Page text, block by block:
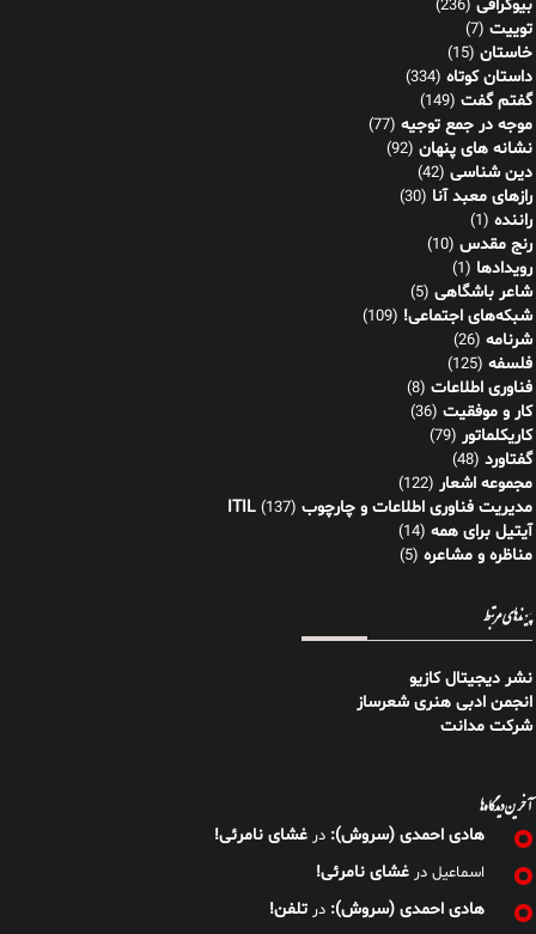
بیوگرافی (236)
توییت (7)
خاستان (15)
داستان کوتاه (334)
گفتم گفت (149)
موجه در جمع توجیه (77)
نشانه های پنهان (92)
دین شناسی (42)
رازهای معبد آنا (30)
راننده (1)
رنج مقدس (10)
رویدادها (1)
شاعر باشگاهی (5)
شبکه‌های اجتماعی! (109)
شرنامه (26)
فلسفه (125)
فناوری اطلاعات (8)
کار و موفقیت (36)
کاریکلماتور (79)
گفتاورد (48)
مجموعه اشعار (122)
مدیریت فناوری اطلاعات و چارچوب ITIL (137)
آیتیل برای همه (14)
مناظره و مشاعره (5)
پیوندهای مرتبط
نشر دیجیتال کازیو
انجمن ادبی هنری شعرساز
شرکت مدانت
آخرین دیدگاه‌ها
هادی احمدی (سروش): در غشای نامرئی!
اسماعیل در غشای نامرئی!
هادی احمدی (سروش): در تلفن!